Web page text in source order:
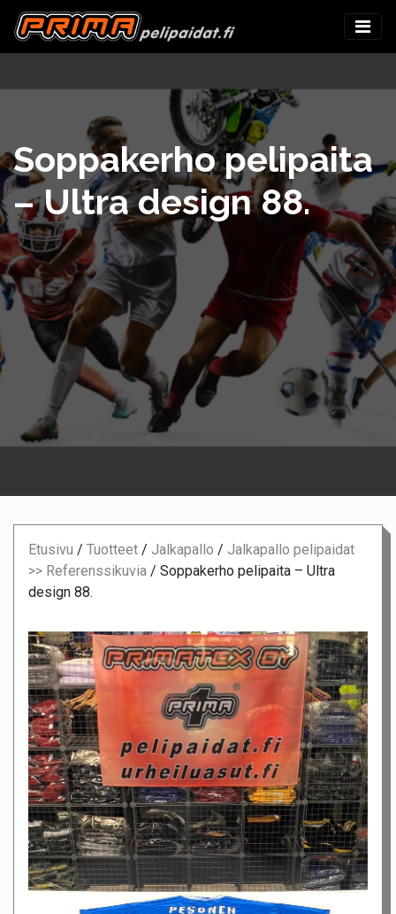
Soppakerho pelipaita
– Ultra design 88.
Etusivu / Tuotteet / Jalkapallo / Jalkapallo pelipaidat
>> Referenssikuvia / Soppakerho pelipaita – Ultra
design 88.